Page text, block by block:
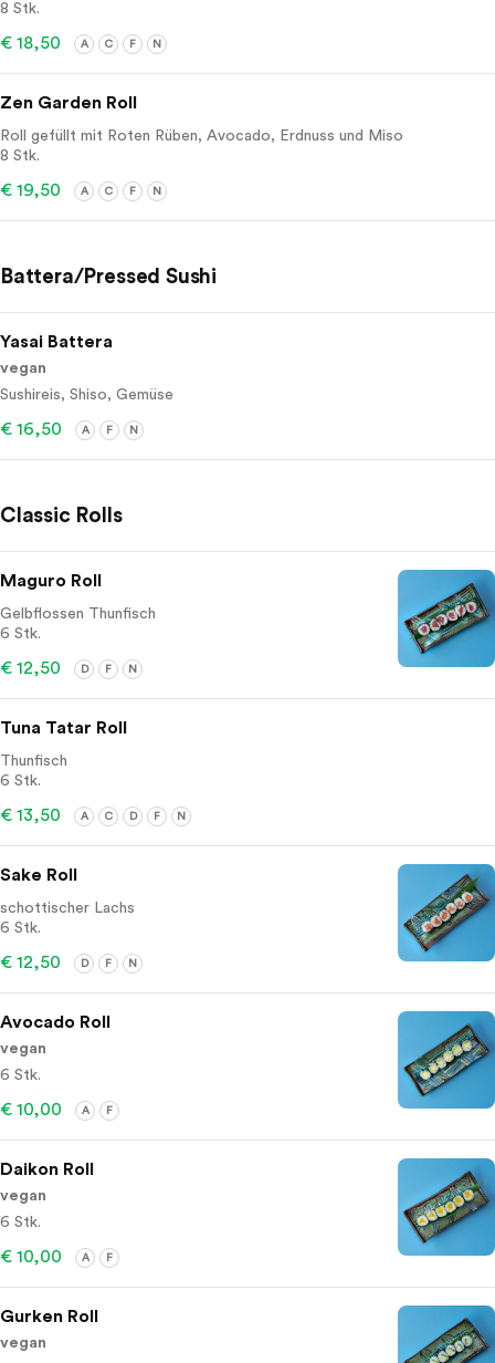
8 Stk.
€ 18,50 A C F N
Zen Garden Roll
Roll gefüllt mit Roten Rüben, Avocado, Erdnuss und Miso
8 Stk.
€ 19,50 A C F N
Battera/Pressed Sushi
Yasai Battera
vegan
Sushireis, Shiso, Gemüse
€ 16,50 A F N
Classic Rolls
Maguro Roll
Gelbflossen Thunfisch
6 Stk.
€ 12,50 D F N
Tuna Tatar Roll
Thunfisch
6 Stk.
€ 13,50 A C D F N
Sake Roll
schottischer Lachs
6 Stk.
€ 12,50 D F N
Avocado Roll
vegan
6 Stk.
€ 10,00 A F
Daikon Roll
vegan
6 Stk.
€ 10,00 A F
Gurken Roll
vegan